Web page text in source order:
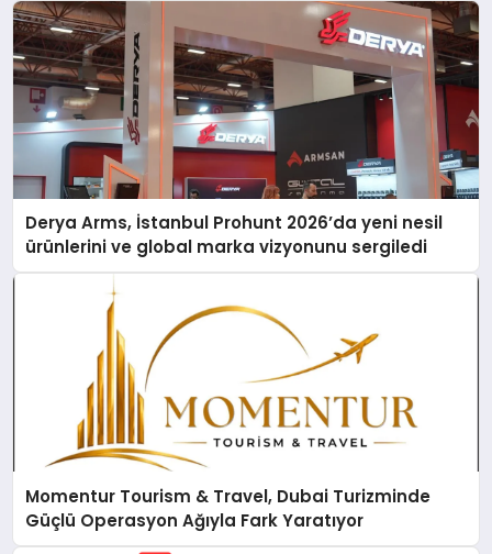
Derya Arms, İstanbul Prohunt 2026’da yeni nesil
ürünlerini ve global marka vizyonunu sergiledi
Momentur Tourism & Travel, Dubai Turizminde
Güçlü Operasyon Ağıyla Fark Yaratıyor